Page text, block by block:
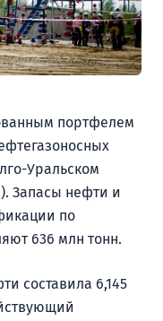
портфелем
Уральском
Запасы нефти и
по
636 млн тонн.
составила 6,145